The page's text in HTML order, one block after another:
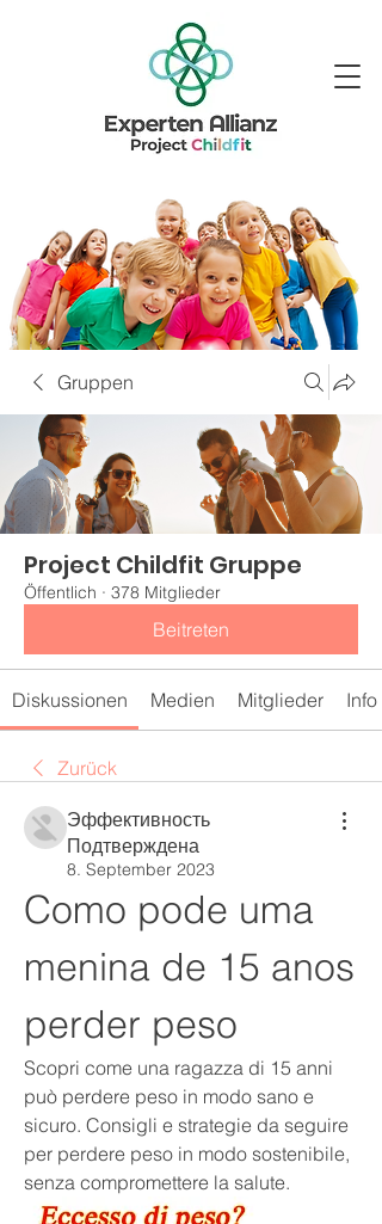
Gruppen
Project Childfit Gruppe
Öffentlich · 378 Mitglieder
Beitreten
Diskussionen Medien Mitglieder Info
Zurück
Эффективность
Подтверждена
8. September 2023
Como pode uma
menina de 15 anos
perder peso
Scopri come una ragazza di 15 anni
può perdere peso in modo sano e
sicuro. Consigli e strategie da seguire
per perdere peso in modo sostenibile,
senza compromettere la salute.